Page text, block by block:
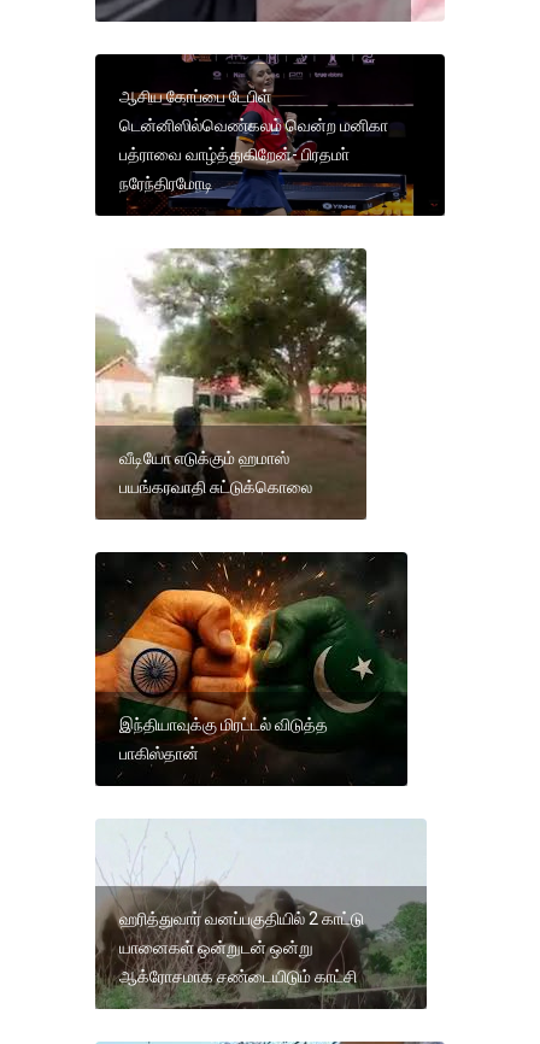
ஆசிய கோப்பை டேபிள்
டென்னிஸில்வெண்கலம் வென்ற மனிகா
பத்ராவை வாழ்த்துகிறேன்- பிரதமா்
நரேந்திரமோடி
வீடியோ எடுக்கும் ஹமாஸ்
பயங்கரவாதி சுட்டுக்கொலை
இந்தியாவுக்கு மிரட்டல் விடுத்த
பாகிஸ்தான்
ஹரித்துவார் வனப்பகுதியில் 2 காட்டு
யானைகள் ஒன்றுடன் ஒன்று
ஆக்ரோசமாக சண்டையிடும் காட்சி